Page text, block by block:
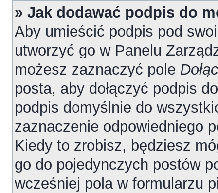
» Jak dodawać podpis do
Aby umieścić podpis pod
utworzyć go w Panelu
możesz zaznaczyć pole
posta, aby dołączyć podpis
podpis domyślnie do
zaznaczenie odpowiedniego
Kiedy to zrobisz, będziesz
go do pojedynczych postów
wcześniej pola w formularzu